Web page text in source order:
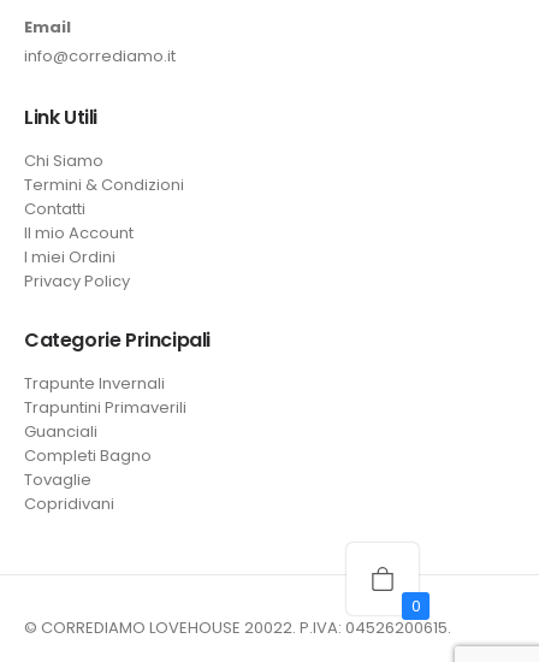
Email
info@corrediamo.it
Link Utili
Chi Siamo
Termini & Condizioni
Contatti
Il mio Account
I miei Ordini
Privacy Policy
Categorie Principali
Trapunte Invernali
Trapuntini Primaverili
Guanciali
Completi Bagno
Tovaglie
Copridivani
© CORREDIAMO LOVEHOUSE 20022. P.IVA: 04526200615.
0